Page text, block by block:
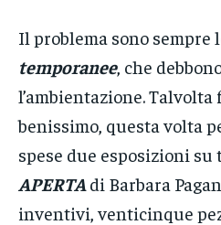
Il problema sono sempre
temporanee, che
l’ambientazione.
benissimo, questa volta
spese due esposizioni su
APERTA di Barbara
inventivi, venticinque